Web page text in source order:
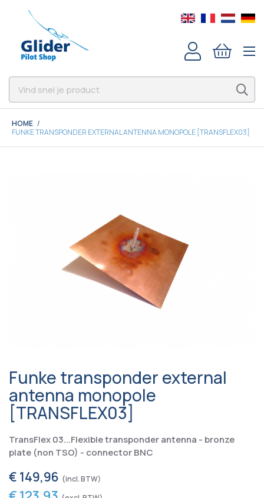
HOME
FUNKE TRANSPONDER EXTERNAL ANTENNA MONOPOLE [TRANSFLEX03]
Funke transponder external
antenna monopole
[TRANSFLEX03]
TransFlex 03...Flexible transponder antenna - bronze
plate (non TSO) - connector BNC
€ 149,96